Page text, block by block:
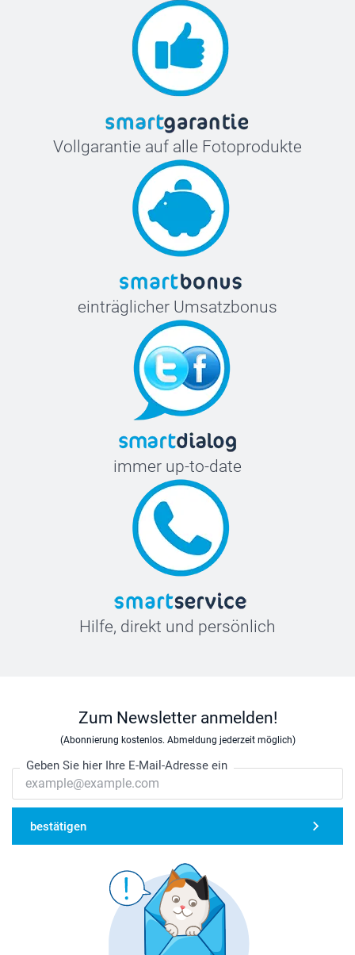
Vollgarantie auf alle Fotoprodukte
einträglicher Umsatzbonus
immer up-to-date
Hilfe, direkt und persönlich
Zum Newsletter anmelden!
(Abonnierung kostenlos. Abmeldung jederzeit möglich)
Geben Sie hier Ihre E-Mail-Adresse ein
bestätigen